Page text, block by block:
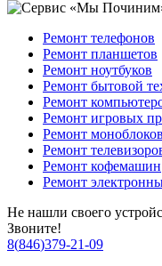
Ремонт телефонов
Ремонт планшетов
Ремонт ноутбуков
Ремонт бытовой
Ремонт
Ремонт игровых
Ремонт моноблоков
Ремонт
Ремонт кофемашин
Ремонт
Не нашли своего
Звоните!
8(846)379-21-09